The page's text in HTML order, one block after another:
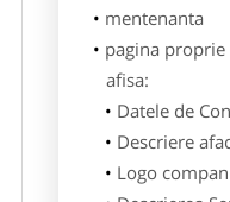
mentenanta
pagina proprie
afisa:
Datele de
Descriere
Logo